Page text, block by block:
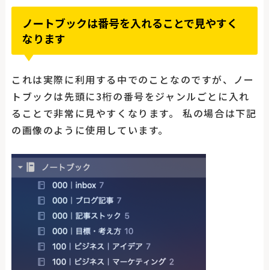
ノートブックは番号を入れることで見やすく
なります
これは実際に利用する中でのことなのですが、ノー
トブックは先頭に3桁の番号をジャンルごとに入れ
ることで非常に見やすくなります。 私の場合は下記
の画像のように使用しています。